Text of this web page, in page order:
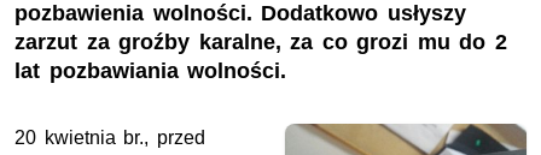
pozbawienia wolności. Dodatkowo usłyszy
zarzut za groźby karalne, za co grozi mu do 2
lat pozbawiania wolności.
20 kwietnia br., przed